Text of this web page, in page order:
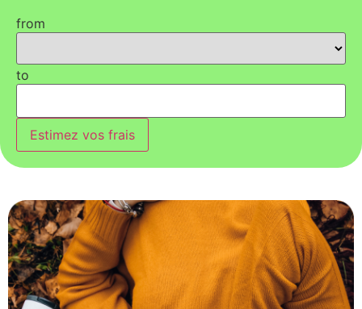
from
to
Estimez vos frais